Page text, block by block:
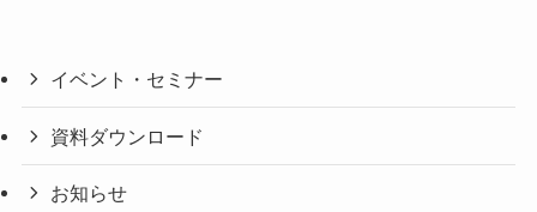
イベント・セミナー
資料ダウンロード
お知らせ